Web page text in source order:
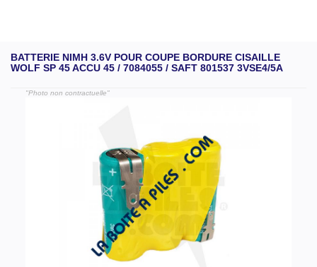
BATTERIE NIMH 3.6V POUR COUPE BORDURE CISAILLE
WOLF SP 45 ACCU 45 / 7084055 / SAFT 801537 3VSE4/5A
"Photo non contractuelle"